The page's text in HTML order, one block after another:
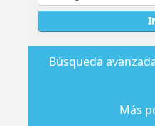
Ir
Búsqueda
Más